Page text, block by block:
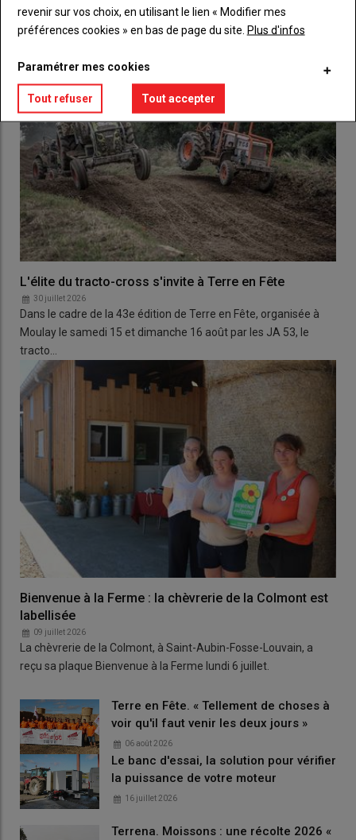
L'élite du tracto-cross s'invite à Terre en Fête
30 juillet 2026
Dans le cadre de la 43e édition de Terre en Fête, organisée à
Moulay le samedi 15 et dimanche 16 août par les JA 53, le
tracto…
Bienvenue à la Ferme : la chèvrerie de la Colmont est
labellisée
09 juillet 2026
La chèvrerie de la Colmont, à Saint-Aubin-Fosse-Louvain, a
reçu sa plaque Bienvenue à la Ferme lundi 6 juillet.
Terre en Fête. « Tellement de choses à
voir qu'il faut venir les deux jours »
06 août 2026
Le banc d'essai, la solution pour vérifier
la puissance de votre moteur
16 juillet 2026
Terrena. Moissons : une récolte 2026 «
revenir sur vos choix, en utilisant le lien « Modifier mes
préférences cookies » en bas de page du site. Plus d'infos
Paramétrer mes cookies
Tout refuser Tout accepter